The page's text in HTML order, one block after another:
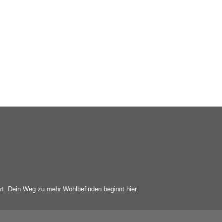
Dein Weg zu mehr Wohlbefinden beginnt hier.